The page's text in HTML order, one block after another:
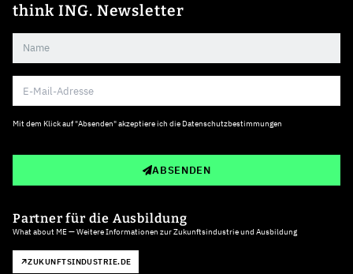
think ING. Newsletter
Mit dem Klick auf "Absenden" akzeptiere ich die Datenschutzbestimmungen
ABSENDEN
Partner für die Ausbildung
What about ME — Weitere Informationen zur Zukunftsindustrie und Ausbildung
ZUKUNFTSINDUSTRIE.DE